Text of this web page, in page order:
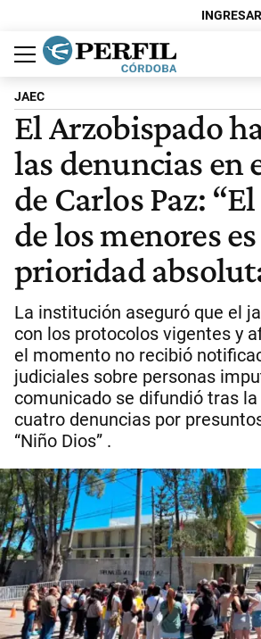
INGRESAR
Política
Economía
Judiciales
Sociedad
Cultura
Espectáculos
Deportes
Protagonistas
JAEC
El Arzobispado
las denuncias en
de Carlos Paz:
de los menores es
prioridad
La institución aseguró que el
con los protocolos vigentes y
el momento no recibió
judiciales sobre personas
comunicado se difundió tras
cuatro denuncias por
“Niño Dios” .